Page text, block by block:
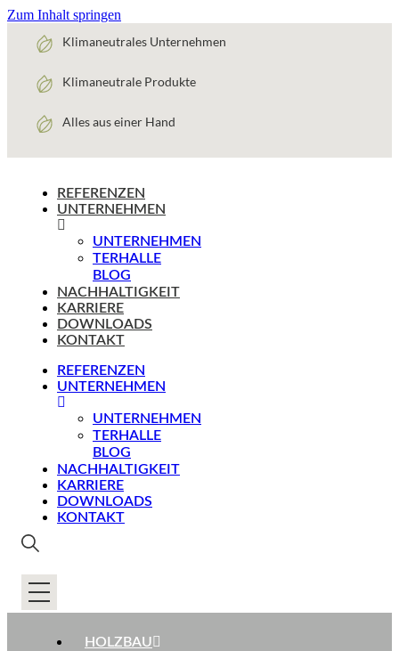
Zum Inhalt springen
Klimaneutrales Unternehmen
Klimaneutrale Produkte
Alles aus einer Hand
REFERENZEN
UNTERNEHMEN
UNTERNEHMEN
TERHALLE
BLOG
NACHHALTIGKEIT
KARRIERE
DOWNLOADS
KONTAKT
REFERENZEN
UNTERNEHMEN
UNTERNEHMEN
TERHALLE
BLOG
NACHHALTIGKEIT
KARRIERE
DOWNLOADS
KONTAKT
HOLZBAU